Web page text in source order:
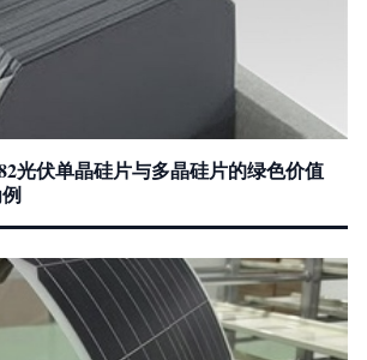
光伏单晶硅片与多晶硅片的绿色价值